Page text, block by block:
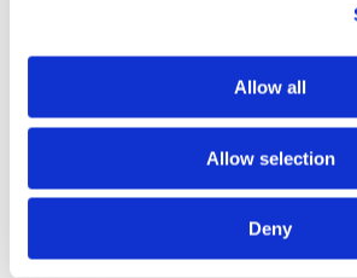
Allow all
Allow selection
Deny
dal ricorrente per il tramite
necessariamente avere a
provvedimento impugnato con
pubblicazione ed il numero
sistema non essendo –
sufficiente ai fini del vaglio della
del ricorso medesimo una copia